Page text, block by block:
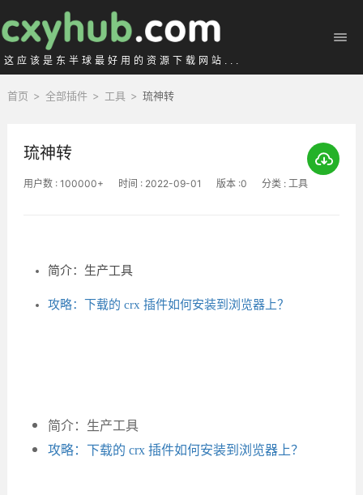
这应该是东半球最好用的资源下载网站...
首页 > 全部插件 > 工具 > 琉神转
琉神转
用户数 : 100000+ 时间 : 2022-09-01 版本 :0 分类 : 工具
简介：生产工具
攻略：下载的 crx 插件如何安装到浏览器上？
简介：生产工具
攻略：下载的 crx 插件如何安装到浏览器上？